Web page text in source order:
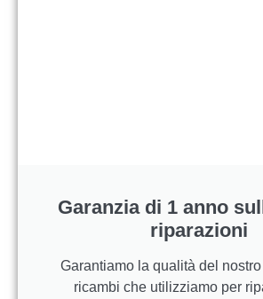
Garanzia di 1 anno
riparazioni
Garantiamo la qualità del
ricambi che utilizziamo per